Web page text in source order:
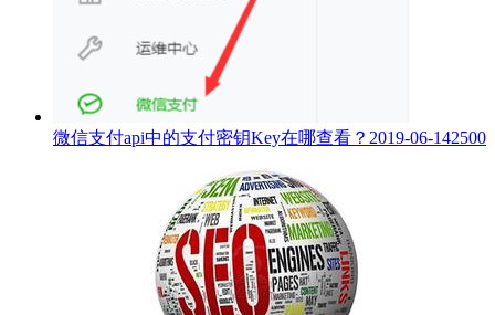
微信支付api中的支付密钥Key在哪查看？ 2019-06-142500